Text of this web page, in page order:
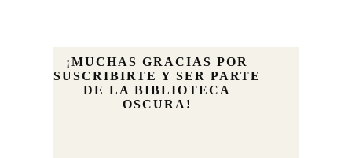
¡MUCHAS GRACIAS POR
SUSCRIBIRTE Y SER PARTE
DE LA BIBLIOTECA
OSCURA!